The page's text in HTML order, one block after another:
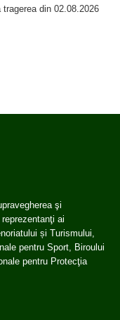
din 02.08.2026
şi
ai
și Turismului,
pentru Sport, Biroului
pentru Protecţia